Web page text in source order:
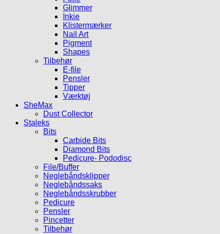
Glimmer
Inkie
Klistermærker
Nail Art
Pigment
Shapes
Tilbehør
E-file
Pensler
Tipper
Værktøj
SheMax
Dust Collector
Staleks
Bits
Carbide Bits
Diamond Bits
Pedicure- Pododisc
File/Buffer
Neglebåndsklipper
Neglebåndssaks
Neglebåndsskrubber
Pedicure
Pensler
Pincetter
Tilbehør